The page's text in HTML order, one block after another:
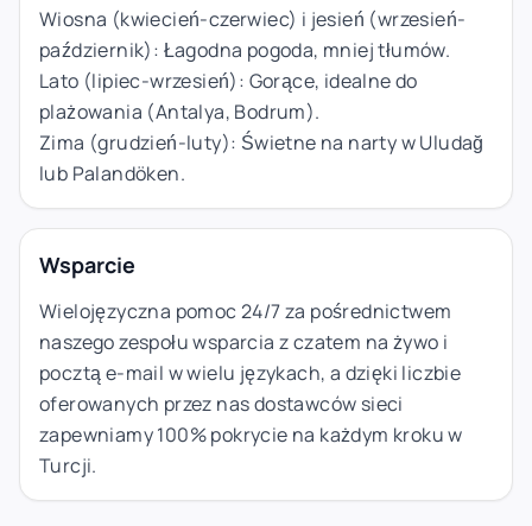
Wiosna (kwiecień-czerwiec) i jesień (wrzesień-
październik): Łagodna pogoda, mniej tłumów.
Lato (lipiec-wrzesień): Gorące, idealne do
plażowania (Antalya, Bodrum).
Zima (grudzień-luty): Świetne na narty w Uludağ
lub Palandöken.
Wsparcie
Wielojęzyczna pomoc 24/7 za pośrednictwem
naszego zespołu wsparcia z czatem na żywo i
pocztą e-mail w wielu językach, a dzięki liczbie
oferowanych przez nas dostawców sieci
zapewniamy 100% pokrycie na każdym kroku w
Turcji.